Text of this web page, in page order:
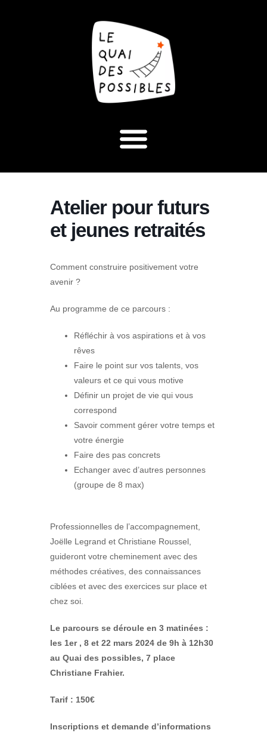
Atelier pour futurs
et jeunes retraités
Comment construire positivement votre
avenir ?
Au programme de ce parcours :
Réfléchir à vos aspirations et à vos
rêves
Faire le point sur vos talents, vos
valeurs et ce qui vous motive
Définir un projet de vie qui vous
correspond
Savoir comment gérer votre temps et
votre énergie
Faire des pas concrets
Echanger avec d’autres personnes
(groupe de 8 max)
Professionnelles de l’accompagnement,
Joëlle Legrand et Christiane Roussel,
guideront votre cheminement avec des
méthodes créatives, des connaissances
ciblées et avec des exercices sur place et
chez soi.
Le parcours se déroule en 3 matinées :
les 1er , 8 et 22 mars 2024 de 9h à 12h30
au Quai des possibles, 7 place
Christiane Frahier.
Tarif : 150€
Inscriptions et demande d’informations